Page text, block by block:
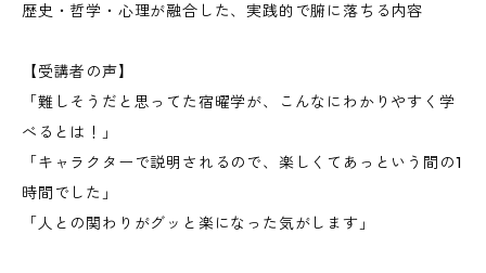
歴史・哲学・心理が融合した、実践的で腑に落ちる内容
【受講者の声】
「難しそうだと思ってた宿曜学が、こんなにわかりやすく学
べるとは！」
「キャラクターで説明されるので、楽しくてあっという間の1
時間でした」
「人との関わりがグッと楽になった気がします」